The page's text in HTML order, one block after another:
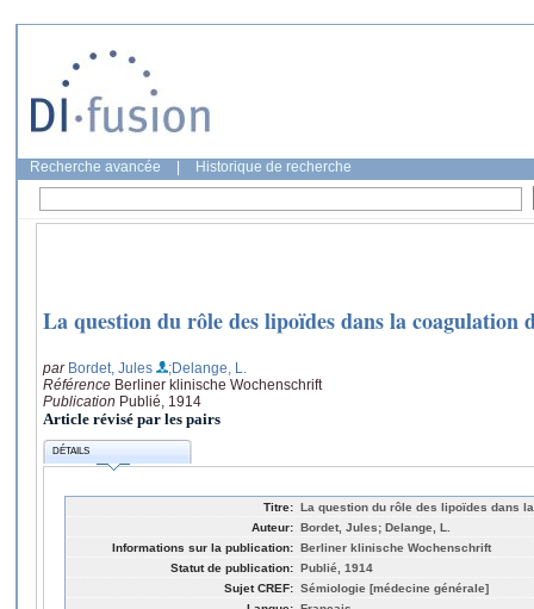
Recherche avancée Historique de recherche
La question du rôle des lipoïdes dans la coagulation
par Bordet, Jules
;Delange, L.
Référence Berliner klinische Wochenschrift
Publication Publié, 1914
Article révisé par les pairs
DÉTAILS
Titre: La question du rôle des lipoïdes dans
Auteur: Bordet, Jules; Delange, L.
Informations sur la publication: Berliner klinische Wochenschrift
Statut de publication: Publié, 1914
Sujet CREF: Sémiologie [médecine générale]